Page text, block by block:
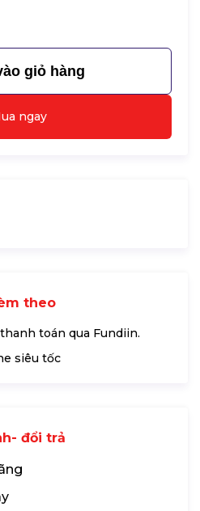
giỏ hàng
ngay
theo
toán qua Fundiin.
siêu tốc
đổi trả